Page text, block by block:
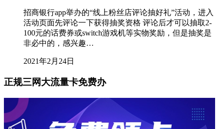
招商银行app举办的“线上粉丝店评论抽好礼”活动，进入
活动页面先评论一下获得抽奖资格 评论后才可以抽取2-
100元的话费券或switch游戏机等实物奖励，但是抽奖是
非必中的，感兴趣…
2021年2月24日
正规三网大流量卡免费办